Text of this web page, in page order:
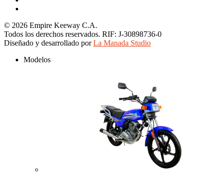
© 2026 Empire Keeway C.A.
Todos los derechos reservados. RIF: J-30898736-0
Diseñado y desarrollado porLa Manada Studio
Close
Modelos